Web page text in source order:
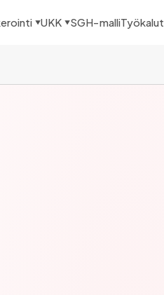
▼UKK ▼SGH-malliTyökalut